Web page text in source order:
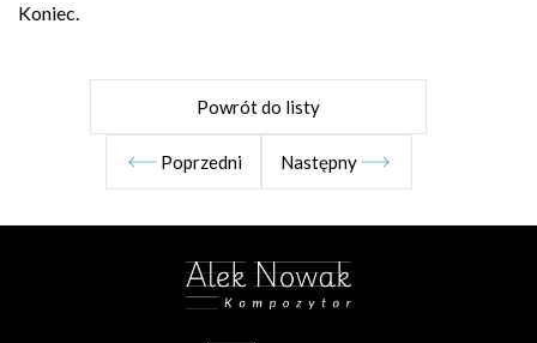
Koniec.
Poprzedni
Powrót do listy
Następny